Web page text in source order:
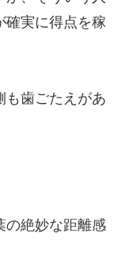
確実に得点を稼
も歯ごたえがあ
の絶妙な距離感